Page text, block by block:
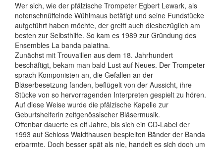
Wer sich, wie der pfälzische Trompeter Egbert Lewark, als
notenschnüffelnde Wühlmaus betätigt und seine Fundstücke
aufgeführt haben möchte, der greift auch diesbezüglich am
besten zur Selbsthilfe. So kam es 1989 zur Gründung des
Ensembles La banda palatina.
Zunächst mit Trouvaillen aus dem 18. Jahrhundert
beschäftigt, bekam man bald Lust auf Neues. Der Trompeter
sprach Komponisten an, die Gefallen an der
Bläserbesetzung fanden, beflügelt von der Aussicht, ihre
Stücke von so hervorragenden Interpreten gespielt zu hören.
Auf diese Weise wurde die pfälzische Kapelle zur
Geburtshelferin zeitgenössischer Bläsermusik.
Offenbar dauerte es elf Jahre, bis sich ein CD-Label der
1993 auf Schloss Waldthausen bespielten Bänder der Banda
erbarmte. Doch besser spät als nie, handelt es sich doch um